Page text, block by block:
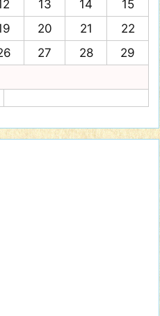
13 14
15
20 21
22
27 28
29